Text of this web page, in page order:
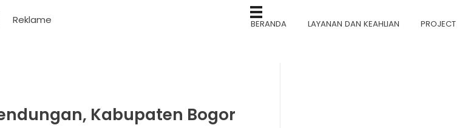
Reklame BERANDA LAYANAN DAN KEAHLIAN PROJECT
Kabupaten Bogor